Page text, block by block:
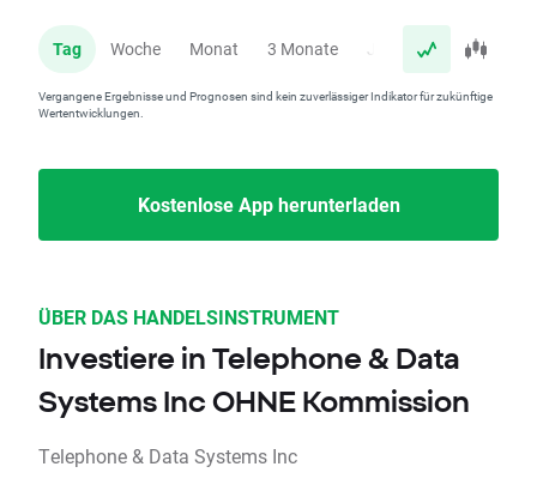
Tag Woche Monat 3 Monate Jahr
Vergangene Ergebnisse und Prognosen sind kein zuverlässiger Indikator für zukünftige
Wertentwicklungen.
Kostenlose App herunterladen
ÜBER DAS HANDELSINSTRUMENT
Investiere in Telephone & Data
Systems Inc OHNE Kommission
Telephone & Data Systems Inc